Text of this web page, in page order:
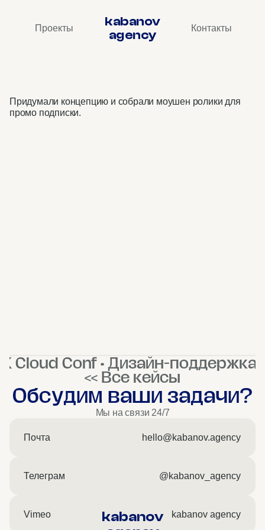
Проекты kabanov
agency Контакты
дляVKCombo
Придумали концепцию и собрали моушен ролики для
промо подписки.
<< Все кейсы
Cloud Conf • Дизайн-поддержка
Обсудим ваши задачи?
Мы на связи 24/7
Почта hello@kabanov.agency
Телеграм @kabanov_agency
Vimeo kabanov agency
kabanov